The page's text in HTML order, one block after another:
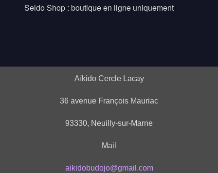
Seido Shop : boutique en ligne uniquement
Aïkido Cercle Lacay
36 avenue François Mauriac
93330, Neuilly-sur-Marne
Mail
aikidobudojo@gmail.com